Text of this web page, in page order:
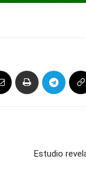
Estudio